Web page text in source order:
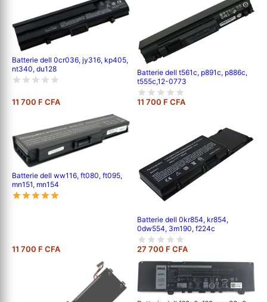
Batterie dell 0cr036, jy316, kp405,
nt340, du128
11 700 F CFA
Batterie dell t561c, p891c, p886c,
t555c,12-0773
11 700 F CFA
Batterie dell ww116, ft080, ft095,
mn151, mn154
11 700 F CFA
Batterie dell 0kr854, kr854,
0dw554, 3m190, f224c
27 700 F CFA